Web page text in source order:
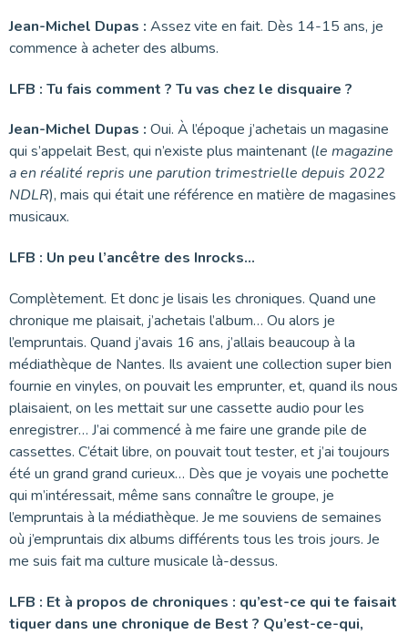
Jean-Michel Dupas : Assez vite en fait. Dès 14-15 ans, je
commence à acheter des albums.
LFB : Tu fais comment ? Tu vas chez le disquaire ?
Jean-Michel Dupas : Oui. À l’époque j’achetais un magasine
qui s’appelait Best, qui n’existe plus maintenant (le magazine
a en réalité repris une parution trimestrielle depuis 2022
NDLR), mais qui était une référence en matière de magasines
musicaux.
LFB : Un peu l’ancêtre des Inrocks…
Complètement. Et donc je lisais les chroniques. Quand une
chronique me plaisait, j’achetais l’album… Ou alors je
l’empruntais. Quand j’avais 16 ans, j’allais beaucoup à la
médiathèque de Nantes. Ils avaient une collection super bien
fournie en vinyles, on pouvait les emprunter, et, quand ils nous
plaisaient, on les mettait sur une cassette audio pour les
enregistrer… J’ai commencé à me faire une grande pile de
cassettes. C’était libre, on pouvait tout tester, et j’ai toujours
été un grand grand curieux… Dès que je voyais une pochette
qui m’intéressait, même sans connaître le groupe, je
l’empruntais à la médiathèque. Je me souviens de semaines
où j’empruntais dix albums différents tous les trois jours. Je
me suis fait ma culture musicale là-dessus.
LFB : Et à propos de chroniques : qu’est-ce qui te faisait
tiquer dans une chronique de Best ? Qu’est-ce-qui,